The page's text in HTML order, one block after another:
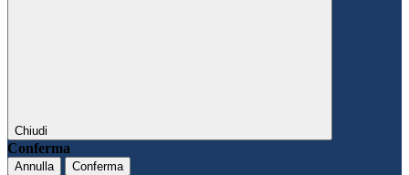
Chiudi
Conferma
Annulla Conferma